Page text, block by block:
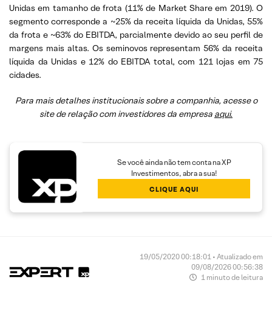
Unidas em tamanho de frota (11% de Market Share em 2019). O
segmento corresponde a ~25% da receita líquida da Unidas, 55%
da frota e ~63% do EBITDA, parcialmente devido ao seu perfil de
margens mais altas. Os seminovos representam 56% da receita
líquida da Unidas e 12% do EBITDA total, com 121 lojas em 75
cidades.
Para mais detalhes institucionais sobre a companhia, acesse o
site de relação com investidores da empresa aqui.
Se você ainda não tem conta na XP
Investimentos, abra a sua!
CLIQUE AQUI
19/05/2020 00:18:01 • Atualizado em
09/08/2026 00:56:38
1 minuto de leitura